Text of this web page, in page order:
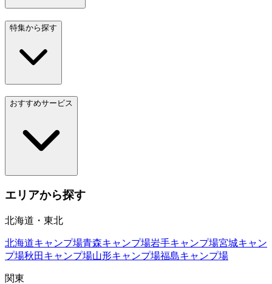
特集から探す
おすすめサービス
エリアから探す
北海道・東北
北海道キャンプ場青森キャンプ場岩手キャンプ場宮城キャン
プ場秋田 キャンプ場山形キャンプ場福島キャンプ場
関東